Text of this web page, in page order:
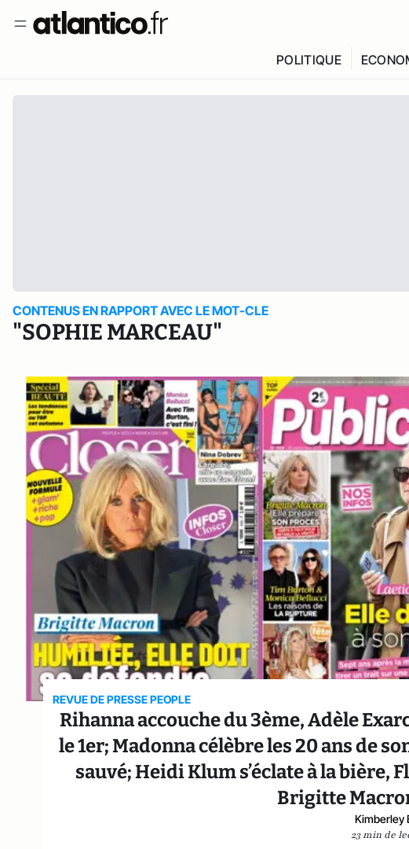
POLITIQUE
CONTENUS EN RAPPORT AVEC LE MOT-CLE
"SOPHIE MARCEAU"
REVUE DE PRESSE PEOPLE
Rihanna accouche du 3ème, Adèle
le 1er; Madonna célèbre les 20 ans de
sauvé; Heidi Klum s’éclate à la bière,
Brigitte
Kimberley
23 min de